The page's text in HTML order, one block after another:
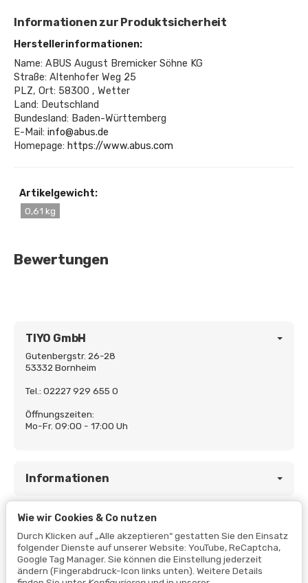
Informationen zur Produktsicherheit
Herstellerinformationen:
Name: ABUS August Bremicker Söhne KG
Straße: Altenhofer Weg 25
PLZ, Ort: 58300 , Wetter
Land: Deutschland
Bundesland: Baden-Württemberg
E-Mail: info@abus.de
Homepage: https://www.abus.com
Artikelgewicht:
0,61 kg
Bewertungen
TIYO GmbH
Gutenbergstr. 26-28
53332 Bornheim
Tel.: 02227 929 655 0
Öffnungszeiten:
Mo-Fr. 09:00 - 17:00 Uh
Informationen
Gesetzliche Informationen
Wie wir Cookies & Co nutzen
Durch Klicken auf „Alle akzeptieren“ gestatten Sie den Einsatz
folgender Dienste auf unserer Website: YouTube, ReCaptcha,
Google Tag Manager. Sie können die Einstellung jederzeit
ändern (Fingerabdruck-Icon links unten). Weitere Details